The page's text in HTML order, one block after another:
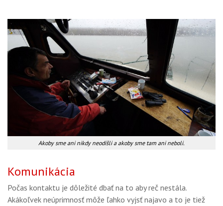
Akoby sme ani nikdy neodišli a akoby sme tam ani neboli.
Komunikácia
Počas kontaktu je dôležité dbať na to aby reč nestála.
Akákoľvek neúprimnosť môže ľahko vyjsť najavo a to je tiež